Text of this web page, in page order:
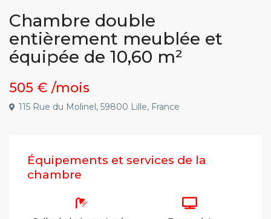
Chambre double
entièrement meublée et
équipée de 10,60 m²
505 €/mois
115 Rue du Molinel, 59800 Lille, France
Équipements et services de la
chambre